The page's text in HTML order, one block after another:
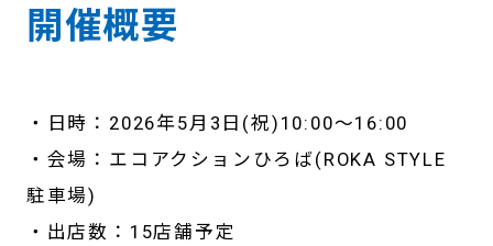
開催概要
・日時：2026年5月3日(祝)10:00〜16:00
・会場：エコアクションひろば(ROKA STYLE
駐車場)
・出店数：15店舗予定